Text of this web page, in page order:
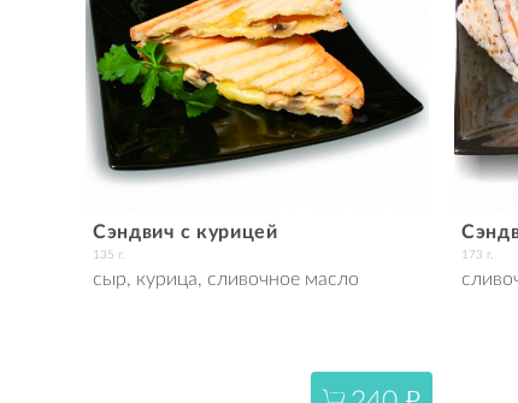
Сэндвич с курицей
135 г.
сыр, курица, сливочное масло
173 г.